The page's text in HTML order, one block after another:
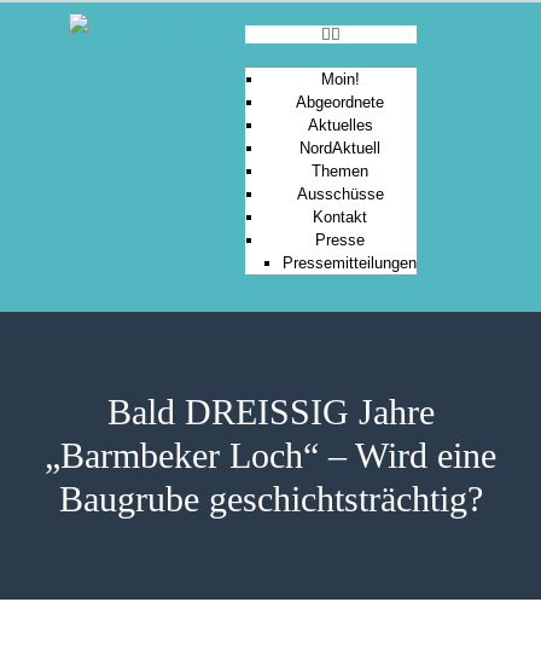
Moin!
Abgeordnete
Aktuelles
NordAktuell
Themen
Ausschüsse
Kontakt
Presse
Pressemitteilungen
Bald DREISSIG Jahre
„Barmbeker Loch“ – Wird eine
Baugrube geschichtsträchtig?
ABGEORDNETE
NORDAKTUELL